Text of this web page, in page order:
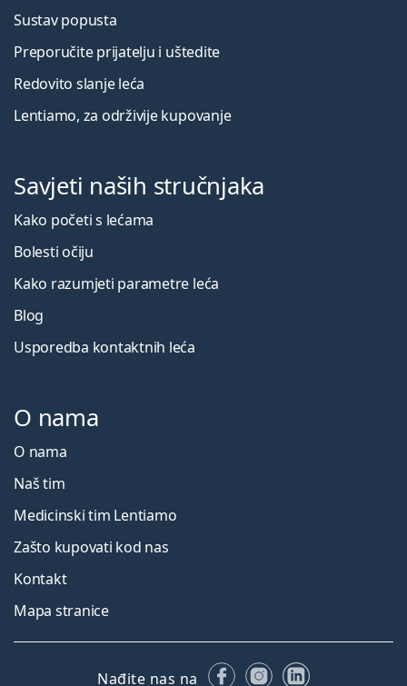
Sustav popusta
Preporučite prijatelju i uštedite
Redovito slanje leća
Lentiamo, za održivije kupovanje
Savjeti naših stručnjaka
Kako početi s lećama
Bolesti očiju
Kako razumjeti parametre leća
Blog
Usporedba kontaktnih leća
O nama
O nama
Naš tim
Medicinski tim Lentiamo
Zašto kupovati kod nas
Kontakt
Mapa stranice
Nađite nas na FacebookuInstagramu
LinkedIn